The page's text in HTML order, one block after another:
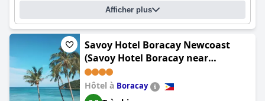
Afficher plus
Savoy Hotel Boracay Newcoast
(Savoy Hotel Boracay near
Newcoast Beach)
Hôtel à Boracay